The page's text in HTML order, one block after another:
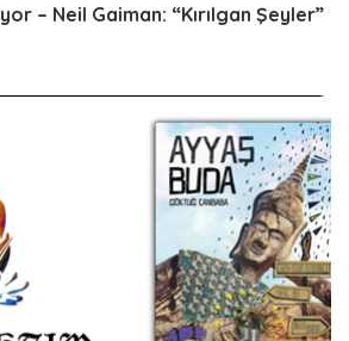
– Neil Gaiman: “Kırılgan Şeyler”